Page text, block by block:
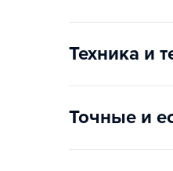
Техника и
Точные и